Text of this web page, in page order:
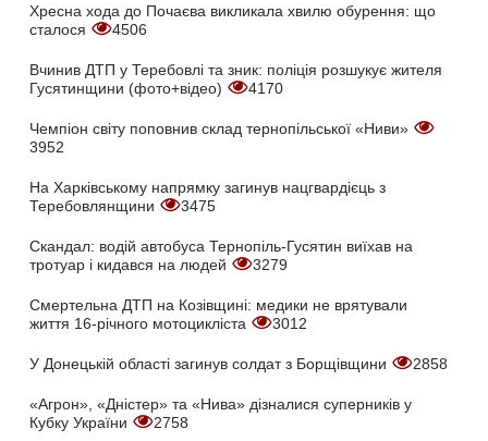
Хресна хода до Почаєва викликала хвилю обурення: що
сталося
4506
Вчинив ДТП у Теребовлі та зник: поліція розшукує жителя
Гусятинщини (фото+відео)
4170
Чемпіон світу поповнив склад тернопільської «Ниви»
3952
На Харківському напрямку загинув нацгвардієць з
Теребовлянщини
3475
Скандал: водій автобуса Тернопіль-Гусятин виїхав на
тротуар і кидався на людей
3279
Смертельна ДТП на Козівщині: медики не врятували
життя 16-річного мотоцикліста
3012
У Донецькій області загинув солдат з Борщівщини 2858
«Агрон», «Дністер» та «Нива» дізналися суперників у
Кубку України
2758